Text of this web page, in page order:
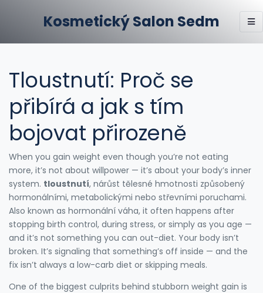
Kosmetický Salon Sedm
Tloustnutí: Proč se
přibírá a jak s tím
bojovat přirozeně
When you gain weight even though you’re not eating
more, it’s not about willpower — it’s about your body’s inner
system. tloustnutí, nárůst tělesné hmotnosti způsobený
hormonálními, metabolickými nebo střevními poruchami.
Also known as hormonální váha, it often happens after
stopping birth control, during stress, or simply as you age —
and it’s not something you can out-diet. Your body isn’t
broken. It’s signaling that something’s off inside — and the
fix isn’t always a low-carb diet or skipping meals.
One of the biggest culprits behind stubborn weight gain is